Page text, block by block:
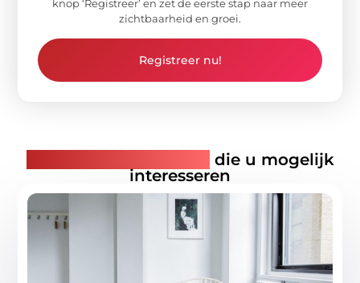
knop ‘Registreer’ en zet de eerste stap naar meer
zichtbaarheid en groei.
Registreer nu!
die u mogelijk
interesseren